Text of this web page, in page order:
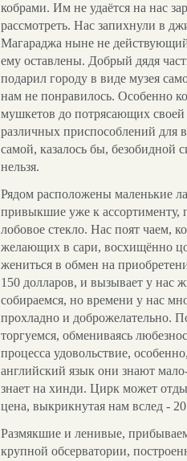
кобрами. Им не удаётся на нас
рассмотреть. Нас запихнули в
Магараджа ныне не
ему оставлены. Добрый дядя
подарил городу в виде музея
нам не понравилось. Особенно
мушкетов до потрясающих
различных приспособлений для
самой, казалось бы, безобидной
нельзя.
Рядом расположены маленькие
привыкшие уже к ассортименту,
лобовое стекло. Нас поят чаем,
желающих в сари, восхищённо
жениться в обмен на
150 долларов, и вызывает у нас
собираемся, но времени у нас
прохладно и доброжелательно.
торгуемся, обмениваясь
процесса удовольствие,
английский язык они знают
знает на хинди. Цирк может
цена, выкрикнутая нам вслед -
Размякшие и ленивые,
крупной обсерватории,